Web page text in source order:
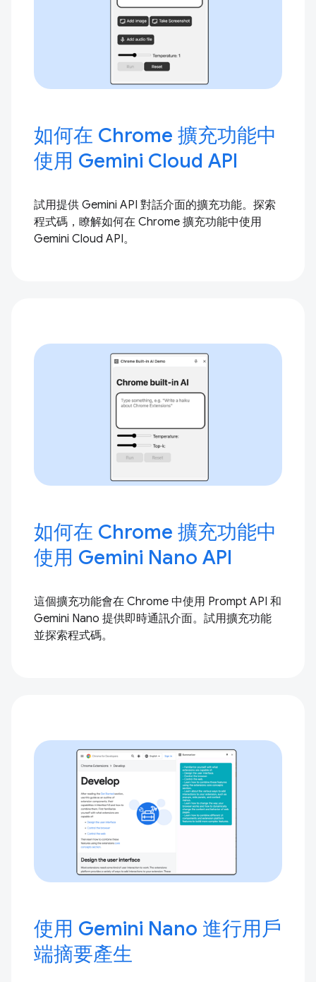
如何在 Chrome 擴充功能中
使用 Gemini Cloud API
試用提供 Gemini API 對話介面的擴充功能。探索
程式碼，瞭解如何在 Chrome 擴充功能中使用
Gemini Cloud API。
如何在 Chrome 擴充功能中
使用 Gemini Nano API
這個擴充功能會在 Chrome 中使用 Prompt API 和
Gemini Nano 提供即時通訊介面。試用擴充功能
並探索程式碼。
使用 Gemini Nano 進行用戶
端摘要產生